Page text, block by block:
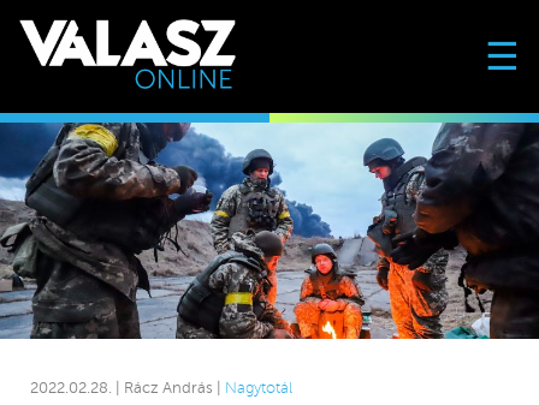
☰
2022.02.28. | Rácz András | Nagytotál